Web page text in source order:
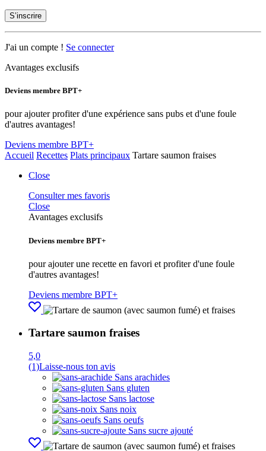
S’inscrire
J'ai un compte ! Se connecter
Avantages exclusifs
Deviens membre BPT+
pour ajouter profiter d'une expérience sans pubs et d'une foule
d'autres avantages!
Deviens membre BPT+
Accueil Recettes Plats principaux Tartare saumon fraises
Close
Consulter mes favoris
Close
Avantages exclusifs
Deviens membre BPT+
pour ajouter une recette en favori et profiter d'une foule
d'autres avantages!
Deviens membre BPT+
Tartare saumon fraises
5,0
(1)Laisse-nous ton avis
Sans arachides
Sans gluten
Sans lactose
Sans noix
Sans oeufs
Sans sucre ajouté